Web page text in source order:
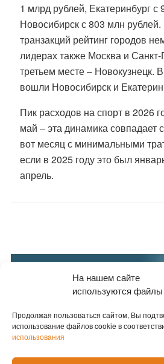
На нашем сайте
используются
Продолжая пользоваться сайтом, Вы
использование файлов cookie в
использования
1 млрд рублей, Екатеринбург с
Новосибирск с 803 млн
транзакций рейтинг городов
лидерах также Москва и Санкт-
третьем месте – Новокузнецк.
вошли Новосибирск и
Пик расходов на спорт в 2026
май – эта динамика совпадает
вот месяц с минимальными
если в 2025 году это был
апрель.